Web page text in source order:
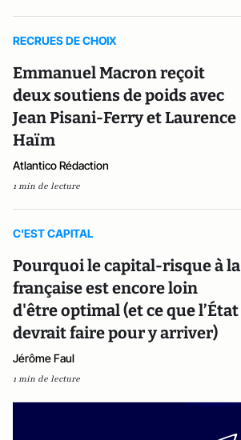
RECRUES DE CHOIX
Emmanuel Macron reçoit
deux soutiens de poids avec
Jean Pisani-Ferry et Laurence
Haïm
Atlantico Rédaction
1 min de lecture
C'EST CAPITAL
Pourquoi le capital-risque à la
française est encore loin
d'être optimal (et ce que l’État
devrait faire pour y arriver)
Jérôme Faul
1 min de lecture